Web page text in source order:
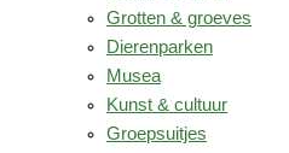
Grotten & groeves
Dierenparken
Musea
Kunst & cultuur
Groepsuitjes